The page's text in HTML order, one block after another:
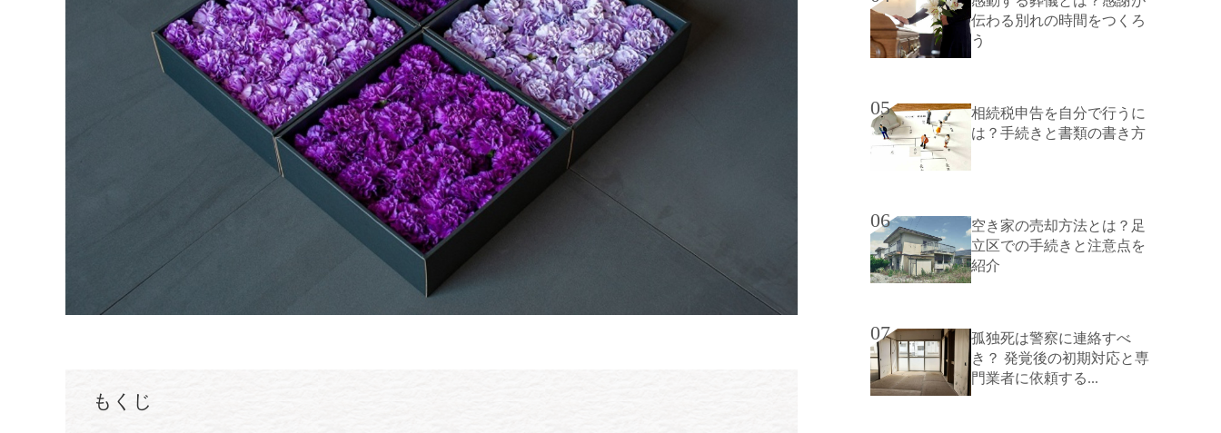
もくじ
伝わる別れの時間をつくろ
う
05
相続税申告を自分で行うに
は？手続きと書類の書き方
06
空き家の売却方法とは？足
立区での手続きと注意点を
紹介
07
孤独死は警察に連絡すべ
き？ 発覚後の初期対応と専
門業者に依頼する...